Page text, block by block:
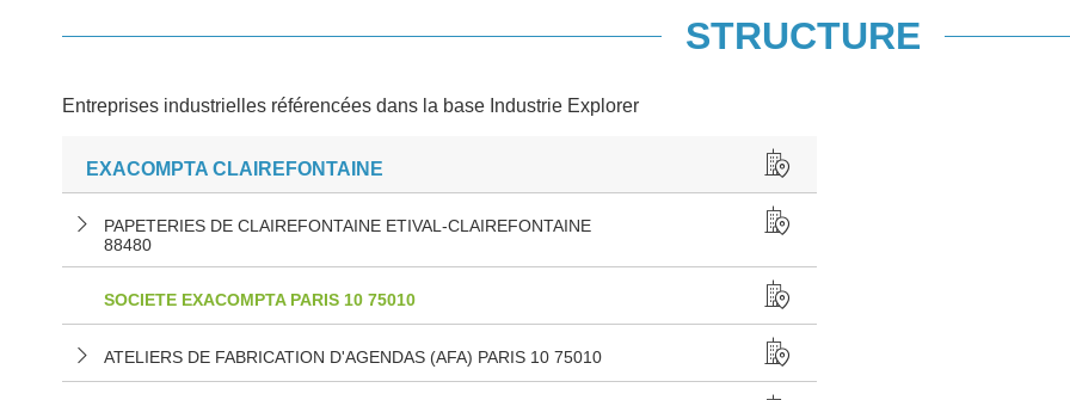
STRUCTURE
Entreprises industrielles référencées dans la base Industrie Explorer
EXACOMPTA CLAIREFONTAINE
PAPETERIES DE CLAIREFONTAINE ETIVAL-CLAIREFONTAINE
88480
SOCIETE EXACOMPTA PARIS 10 75010
ATELIERS DE FABRICATION D'AGENDAS (AFA) PARIS 10 75010